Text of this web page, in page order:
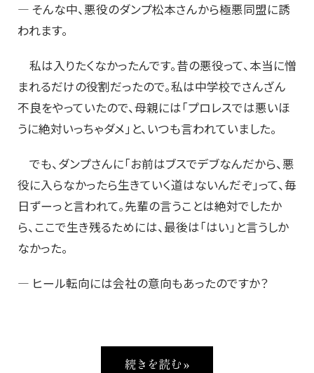
― そんな中、悪役のダンプ松本さんから極悪同盟に誘
われます。
私は入りたくなかったんです。昔の悪役って、本当に憎
まれるだけの役割だったので。私は中学校でさんざん
不良をやっていたので、母親には「プロレスでは悪いほ
うに絶対いっちゃダメ」と、いつも言われていました。
でも、ダンプさんに「お前はブスでデブなんだから、悪
役に入らなかったら生きていく道はないんだぞ」って、毎
日ずーっと言われて。先輩の言うことは絶対でしたか
ら、ここで生き残るためには、最後は「はい」と言うしか
なかった。
― ヒール転向には会社の意向もあったのですか？
続きを読む »